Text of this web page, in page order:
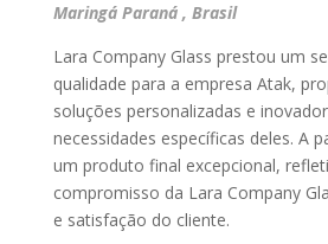
Maringá Paraná , Brasil
Lara Company Glass prestou um
qualidade para a empresa Atak,
soluções personalizadas e
necessidades específicas deles. A
um produto final excepcional,
compromisso da Lara Company
e satisfação do cliente.